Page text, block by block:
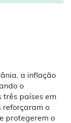
a inflação
o
três países em
reforçaram o
protegerem o